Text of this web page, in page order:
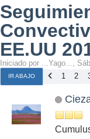
EE.UU
Iniciado por ...Yago...,
IR ABAJO 1 2